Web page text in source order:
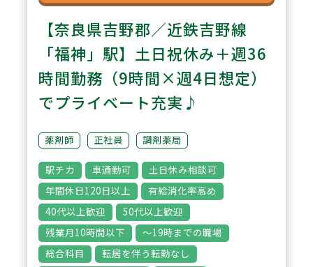
【奈良県吉野郡／近鉄吉野線
「福神」駅】土日祝休み＋週36
時間勤務（9時間×週4日想定）
でプライベート充実♪
薬剤師 正社員 調剤薬局
駅チカ 車通勤可
土日休み相談可
年間休日120日以上
有給消化率高め
40代以上歓迎
50代以上歓迎
残業月10時間以下
～19時までの職場
総合科目
転居を伴う転勤なし